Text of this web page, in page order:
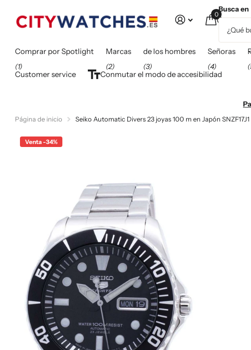
Busca en
Cesta
0
Comprar por Spotlight
(1)
Marcas
(2)
de los hombres
(3)
Señoras
(4)
Customer service Conmutar el modo de accesibilidad
Página de inicio Seiko Automatic Divers 23 joyas 100 m en Japón SNZF17J1
Venta -34%